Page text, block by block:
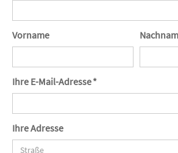
Vorname
Ihre E-Mail-Adresse *
Ihre Adresse